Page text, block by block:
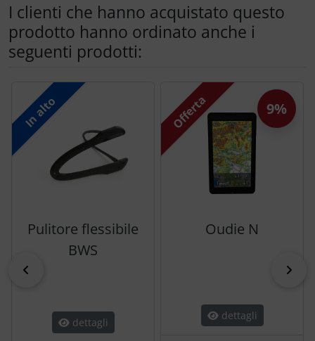
I clienti che hanno acquistato questo
prodotto hanno ordinato anche i
seguenti prodotti:
Segue uno slider dei prodotti: utilizzare il tasto
In alto
Pulitore flessibile
BWS
dettagli
Offerta
Oudie N
dettagli
9%